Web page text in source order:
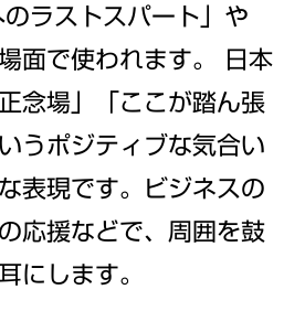
ラストスパート」や
面で使われます。 日本
念場」「ここが踏ん張
うポジティブな気合い
表現です。ビジネスの
応援などで、周囲を鼓
にします。